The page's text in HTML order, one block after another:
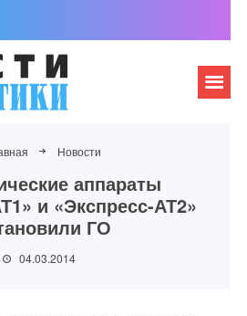
Новости
аппараты
и «Экспресс-АТ2»
ГО
04.03.2014